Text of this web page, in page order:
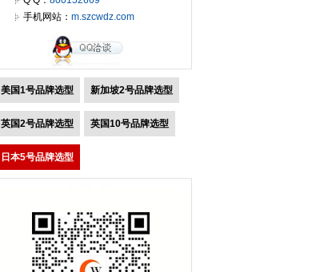
手机网站： m.szcwdz.com
美国1号品牌选型 新加坡2号品牌选型
英国2号品牌选型 英国10号品牌选型
日本5号品牌选型